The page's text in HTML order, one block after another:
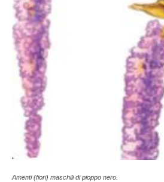
Amenti (fiori) maschili di pioppo nero.